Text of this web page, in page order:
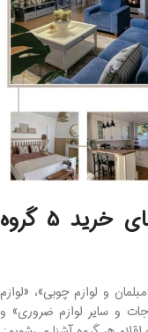
لیست جهیزیه عروس؛ راهنمای خرید 5 گروه
شامل 5 گروه اصلی «مبلمان و لوازم چوبی»، «لوازم
و سایر لوازم ضروری» و